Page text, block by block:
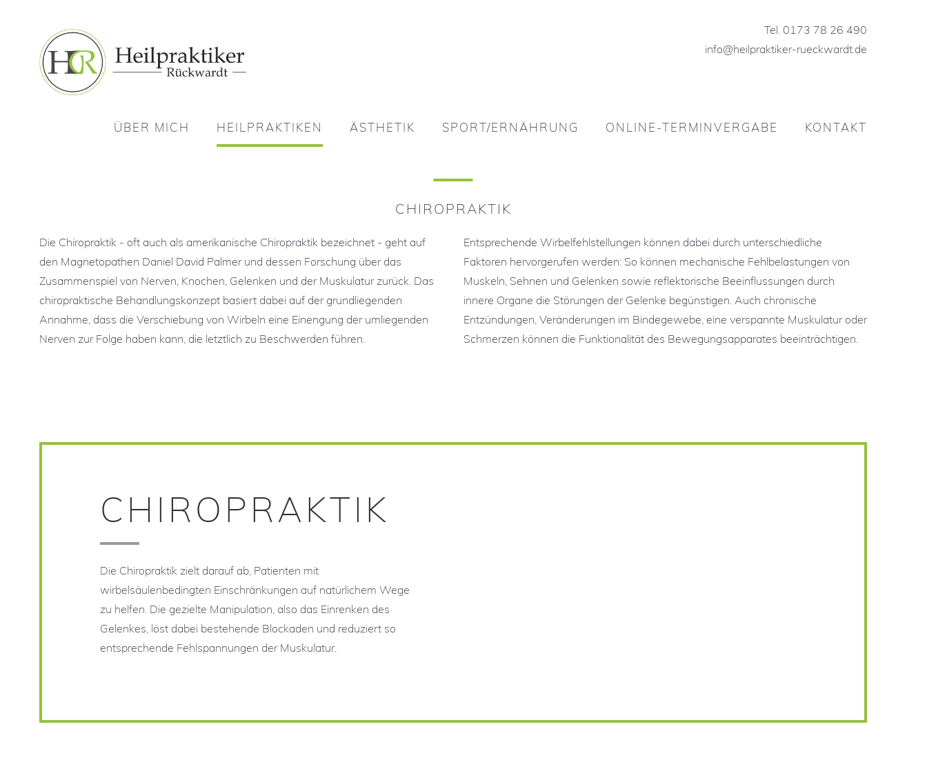
Tel. 0173 78 26 490
info@heilpraktiker-rueckwardt.de
ÜBER MICH HEILPRAKTIKEN
Chiropraktik
Kinesiologisches Taping
Schröpfmassage
ÄSTHETIK SPORT/ERNÄHRUNG
Ernährungstherapie
ONLINE-TERMINVERGABE KONTAKT
info@heilpraktiker-rueckwardt.de
Kinesiologisches Taping
Schröpfmassage
Ernährungstherapie
Privattraining
CHIROPRAKTIK
Die Chiropraktik - oft auch als amerikanische Chiropraktik bezeichnet - geht auf
den Magnetopathen Daniel David Palmer und dessen Forschung über das
Zusammenspiel von Nerven, Knochen, Gelenken und der Muskulatur zurück. Das
chiropraktische Behandlungskonzept basiert dabei auf der grundliegenden
Annahme, dass die Verschiebung von Wirbeln eine Einengung der umliegenden
Nerven zur Folge haben kann, die letztlich zu Beschwerden führen.
Entsprechende Wirbelfehlstellungen können dabei durch unterschiedliche
Faktoren hervorgerufen werden: So können mechanische Fehlbelastungen von
Muskeln, Sehnen und Gelenken sowie reflektorische Beeinflussungen durch
innere Organe die Störungen der Gelenke begünstigen. Auch chronische
Entzündungen, Veränderungen im Bindegewebe, eine verspannte Muskulatur oder
Schmerzen können die Funktionalität des Bewegungsapparates beeinträchtigen.
CHIROPRAKTIK
Die Chiropraktik zielt darauf ab, Patienten mit
wirbelsäulenbedingten Einschränkungen auf natürlichem Wege
zu helfen. Die gezielte Manipulation, also das Einrenken des
Gelenkes, löst dabei bestehende Blockaden und reduziert so
entsprechende Fehlspannungen der Muskulatur.